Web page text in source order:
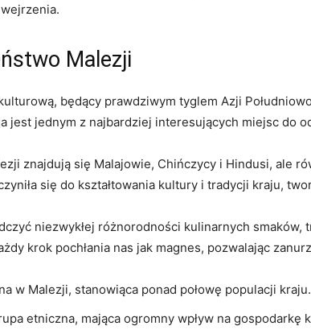
Malezji
będący prawdziwym tyglem ⁢Azji
jest ‌jednym z najbardziej‌ interesujących miejsc⁢ do
znajdują się Malajowie, Chińczycy i Hindusi, ale
się do ⁢kształtowania kultury‌ i ​tradycji kraju,
niezwykłej różnorodności kulinarnych smaków,
krok pochłania nas ⁤jak magnes, pozwalając
w Malezji, stanowiąca‌ ponad ⁤połowę populacji‍ kraju.
etniczna, mająca ⁤ogromny wpływ ⁤na gospodarkę‌